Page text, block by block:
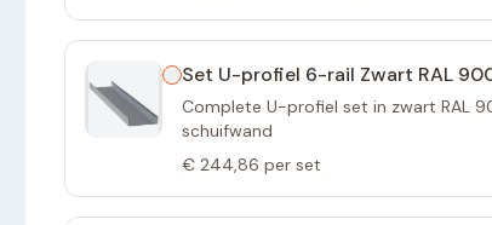
Set U-profiel 6-rail Zwart RAL
Complete U-profiel set in zwart RAL
schuifwand
€ 244,86 per set